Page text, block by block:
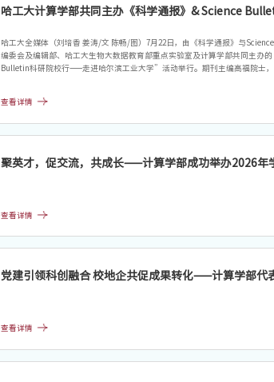
哈工大计算学部共同主办《科学通报》& Science
哈工大全媒体（刘培香 姜涛/文 陈畅/图）7月22日，由《科学通报》与
编委会及编辑部、哈工大生物大数据教育部重点实验室及计算学部共同主办
Bulletin科研院校行——走进哈尔滨工业大学”活动举行。期刊主编高福院士
的中国学术品牌。
查看详情
聚英才，促交流，共成长——计算学部成功举办2026年
查看详情
党建引领科创融合 校地企共促成果转化——计算学部代
查看详情